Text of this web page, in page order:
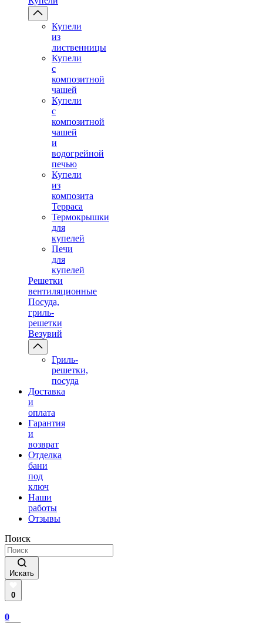
Купели
из
лиственницы
Купели
с
композитной
чашей
Купели
с
композитной
чашей
и
водогрейной
печью
Купели
из
композита
Терраса
Термокрышки
для
купелей
Печи
для
купелей
Решетки
вентиляционные
Посуда,
гриль-
решетки
Везувий
Гриль-
решетки,
посуда
Доставка
и
оплата
Гарантия
и
возврат
Отделка
бани
под
ключ
Наши
работы
Отзывы
Поиск
Искать
0
0